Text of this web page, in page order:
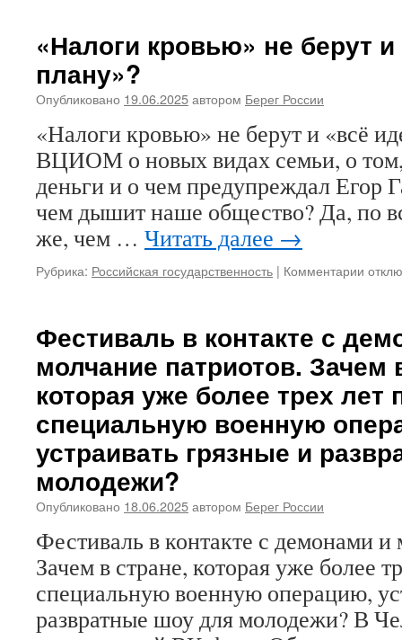
по
то?
и
в
своих
«Налоги кровью» не берут
плану»?
Опубликовано 19.06.2025автором Берег России
«Налоги кровью» не берут и «всё
ВЦИОМ о новых видах семьи, о
деньги и о чем предупреждал Егор
чем дышит наше общество? Да, по
же, чем … Читать далее →
Рубрика: Российская государственность | Комментарии к
не
берут
и
«всё
по
Фестиваль в контакте с
молчание патриотов. Зачем
которая уже более трех лет
специальную военную
устраивать грязные и
молодежи?
Опубликовано 18.06.2025автором Берег России
Фестиваль в контакте с демонами и
Зачем в стране, которая уже более
специальную военную операцию,
развратные шоу для молодежи? В